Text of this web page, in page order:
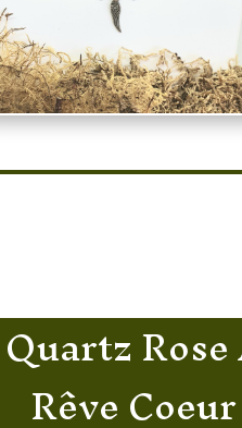
Rêve Coeur